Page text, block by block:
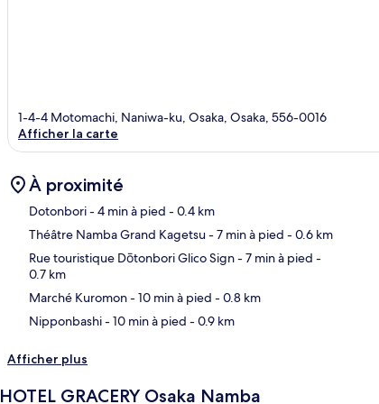
1-4-4 Motomachi, Naniwa-ku, Osaka, Osaka, 556-0016
Afficher la carte
À proximité
Dotonbori- 4 min à pied - 0.4 km
Théâtre Namba Grand Kagetsu- 7 min à pied - 0.6 km
Rue touristique Dōtonbori Glico Sign- 7 min à pied -
0.7 km
Marché Kuromon- 10 min à pied - 0.8 km
Nipponbashi- 10 min à pied - 0.9 km
Afficher plus
HOTEL GRACERY Osaka Namba